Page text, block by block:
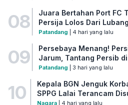
08
Juara Bertahan Port FC
Persija Lolos Dari
Patandang | 4 hari yang lalu
09
Persebaya Menang!
Jarum, Tantang Persib
Patandang | 3 hari yang lalu
10
Kepala BGN Jenguk
SPPG Lalai Terancam
Nagara| 4 hari yang lalu